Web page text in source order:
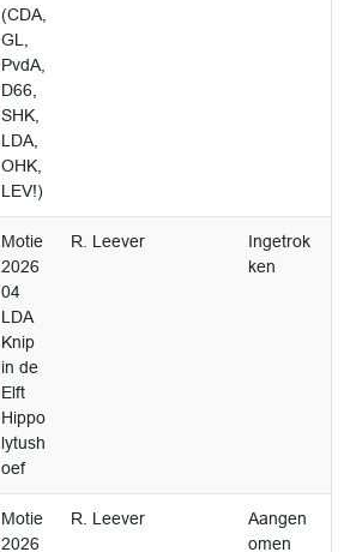
(CDA,
GL,
PvdA,
D66,
SHK,
LDA,
OHK,
LEV!)
Motie
2026
04
LDA
Knip
in de
Elft
Hippo
lytush
oef
R. Leever
Ingetrok
ken
Motie
2026
R. Leever
Aangen
omen